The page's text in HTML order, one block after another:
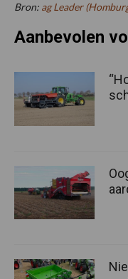
Bron: ag Leader
Aanbevolen